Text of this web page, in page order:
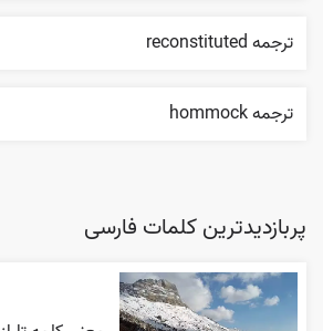
ترجمه reconstituted
ترجمه hommock
پربازدیدترین کلمات فارسی